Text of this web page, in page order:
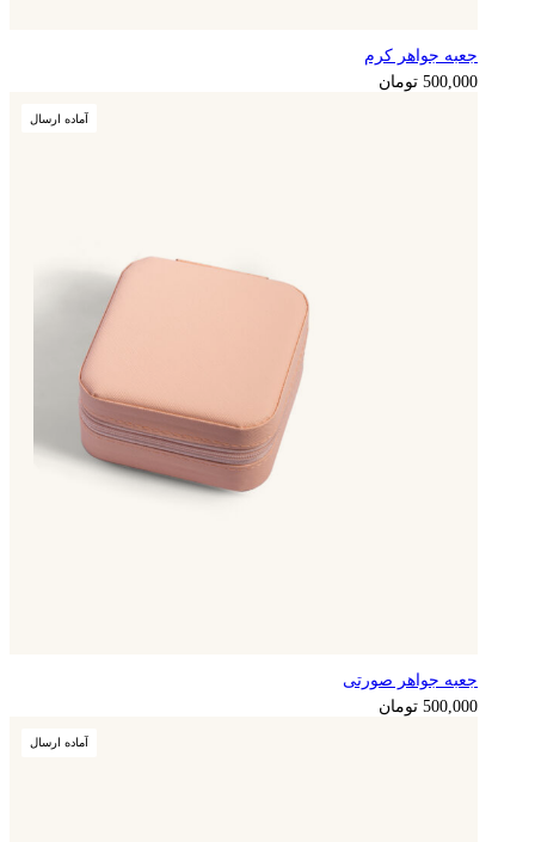
125,000
جعبه جواهر کرم
500,000 تومان
آماده ارسال
125,000 تومان
جعبه جواهر صورتی
500,000 تومان
آماده ارسال